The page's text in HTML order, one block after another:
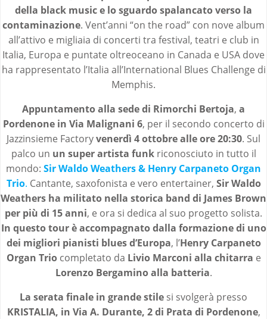
della black music e lo sguardo spalancato verso la
contaminazione. Vent’anni “on the road” con nove album
all’attivo e migliaia di concerti tra festival, teatri e club in
Italia, Europa e puntate oltreoceano in Canada e USA dove
ha rappresentato l’Italia all’International Blues Challenge di
Memphis.
Appuntamento alla sede di Rimorchi Bertoja, a
Pordenone in Via Malignani 6, per il secondo concerto di
Jazzinsieme Factoryvenerdì 4 ottobre alle ore 20:30. Sul
palco un un super artista funkriconosciuto in tutto il
mondo: Sir Waldo Weathers & Henry Carpaneto Organ
Trio. Cantante, saxofonista e vero entertainer, Sir Waldo
Weathers ha militato nella storica band di James Brown
per più di 15 anni, e ora si dedica al suo progetto solista.
In questo tour è accompagnato dalla formazione di uno
dei migliori pianisti blues d’Europa, l’Henry Carpaneto
Organ Triocompletato da Livio Marconi alla chitarra e
Lorenzo Bergamino alla batteria.
La serata finale in grande stile si svolgerà presso
KRISTALIA, in Via A. Durante, 2 di Prata di Pordenone,